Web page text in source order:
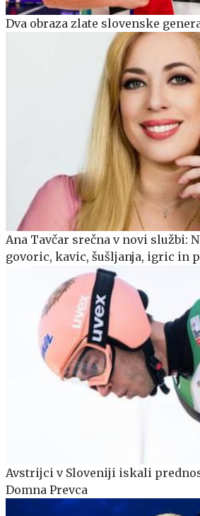
Dva obraza zlate slovenske
Ana Tavčar srečna v novi službi:
govoric, kavic, šušljanja, igric in
Avstrijci v Sloveniji iskali
Domna Prevca